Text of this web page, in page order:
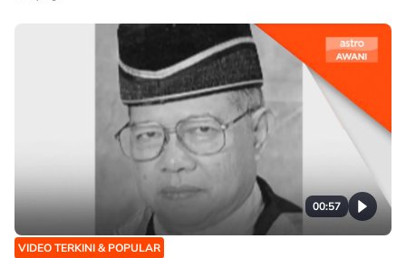
00:57
VIDEO TERKINI & POPULAR